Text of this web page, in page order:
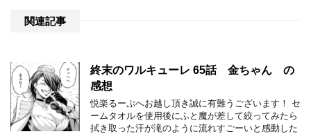
関連記事
終末のワルキューレ 65話 金ちゃん の
感想
悦楽るーぷへお越し頂き誠に有難うございます！ セ
ームタオルを使用後にふと魔が差して絞ってみたら
拭き取った汗が滝のように流れすごーいと感動した